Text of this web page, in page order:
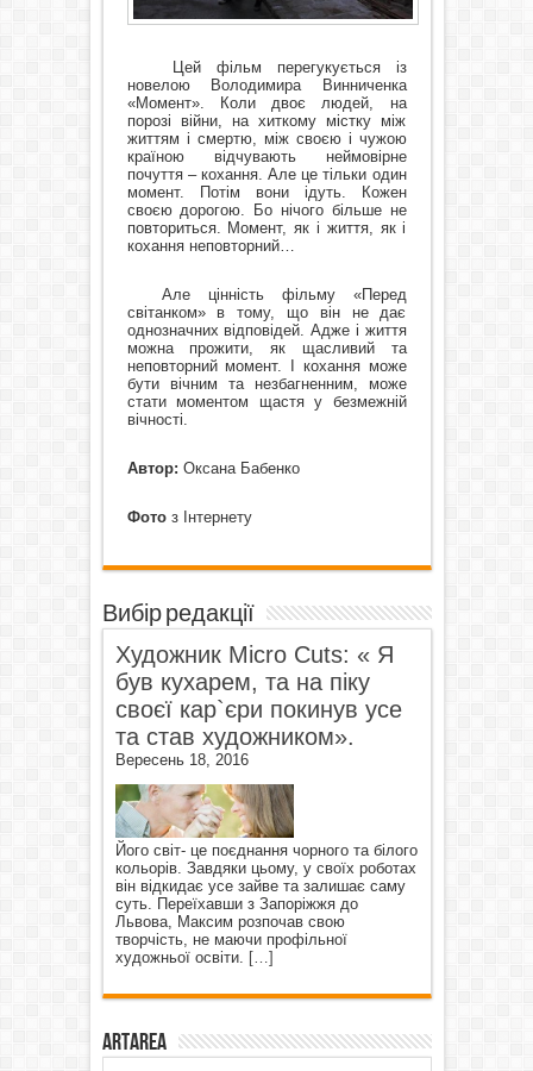
Цей фільм перегукується із
новелою Володимира Винниченка
«Момент». Коли двоє людей, на
порозі війни, на хиткому містку між
життям і смертю, між своєю і чужою
країною відчувають неймовірне
почуття – кохання. Але це тільки один
момент. Потім вони ідуть. Кожен
своєю дорогою. Бо нічого більше не
повториться. Момент, як і життя, як і
кохання неповторний…
Але цінність фільму «Перед
світанком» в тому, що він не дає
однозначних відповідей. Адже і життя
можна прожити, як щасливий та
неповторний момент. І кохання може
бути вічним та незбагненним, може
стати моментом щастя у безмежній
вічності.
Автор: Оксана Бабенко
Фотоз Інтернету
Вибір редакції
Художник Micro Cuts: « Я
був кухарем, та на піку
своєї кар`єри покинув усе
та став художником».
Вересень 18, 2016
Його світ- це поєднання чорного та білого
кольорів. Завдяки цьому, у своїх роботах
він відкидає усе зайве та залишає саму
суть. Переїхавши з Запоріжжя до
Львова, Максим розпочав свою
творчість, не маючи профільної
художньої освіти. […]
ArtArea